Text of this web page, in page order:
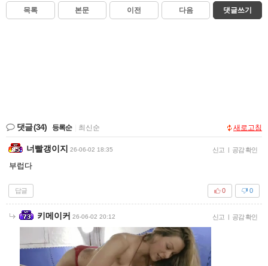
목록 본문 이전 다음 댓글쓰기
댓글(34) 등록순 최신순 새로고침
너빨갱이지 26-06-02 18:35 신고 | 공감 확인
부럽다
답글 0
0
키메이커 26-06-02 20:12 신고 | 공감 확인